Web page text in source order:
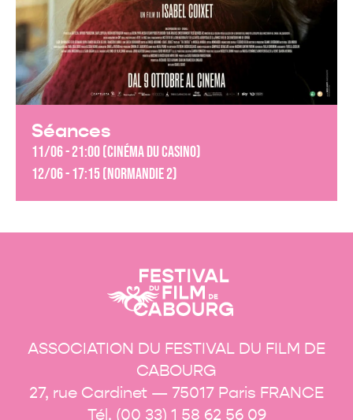
Séances
11/06 - 21:00 (Cinéma du Casino)
12/06 - 17:15 (Normandie 2)
ASSOCIATION DU FESTIVAL DU FILM DE
CABOURG
27, rue Cardinet — 75017 Paris FRANCE
Tél. (00 33) 1 58 62 56 09